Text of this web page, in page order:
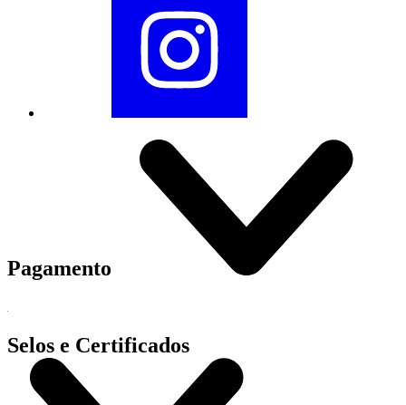
Pagamento
Selos e Certificados